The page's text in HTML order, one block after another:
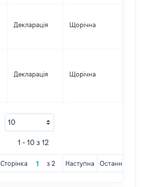
Декларація Щорічна
Декларація Щорічна
1 - 10 з 12
Сторінка з 2 Наступна Остання